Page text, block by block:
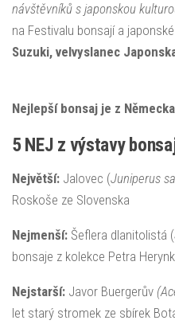
návštěvníků s japonskou
na Festivalu bonsají a
Suzuki, velvyslanec
Nejlepší bonsaj je z Německa
5 NEJ z výstavy
Největší: Jalovec (Juniperus
Roskoše ze Slovenska
Nejmenší: Šeflera dlanitolistá (
bonsaje z kolekce Petra
Nejstarší: Javor Buergerův
let starý stromek ze sbírek